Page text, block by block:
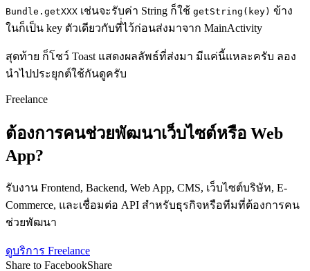
Bundle.getXXX เช่นจะรับค่า String ก็ใช้ getString(key) ข้าง
ในก็เป็น key ตัวเดียวกับที่่ไว้ก่อนส่งมาจาก MainActivity
สุดท้าย ก็โชว์ Toast แสดงผลลัพธ์ที่ส่งมา มีแค่นี้แหละครับ ลอง
นำไปประยุกต์ใช้กันดูครับ
Freelance
ต้องการคนช่วยพัฒนาเว็บไซต์หรือ Web
App?
รับงาน Frontend, Backend, Web App, CMS, เว็บไซต์บริษัท, E-
Commerce, และเชื่อมต่อ API สำหรับธุรกิจหรือทีมที่ต้องการคน
ช่วยพัฒนา
ดูบริการ Freelance
Share to FacebookShare